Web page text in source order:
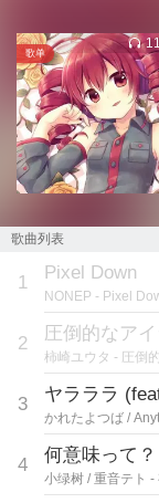
歌单
歌曲列表
1 Pixel Down
NONEP - Pixel
2 圧倒的なア
柿崎ユウタ - 圧倒
3 ヤラララ
かれたよつば /
4 何意味って？
小绿树 / 重音テト -